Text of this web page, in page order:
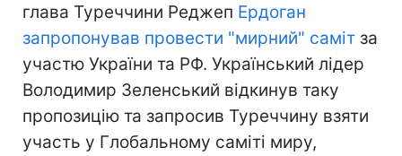
глава Туреччини Реджеп Ердоган
запропонував провести "мирний" саміт за
участю України та РФ. Український лідер
Володимир Зеленський відкинув таку
пропозицію та запросив Туреччину взяти
участь у Глобальному саміті миру,